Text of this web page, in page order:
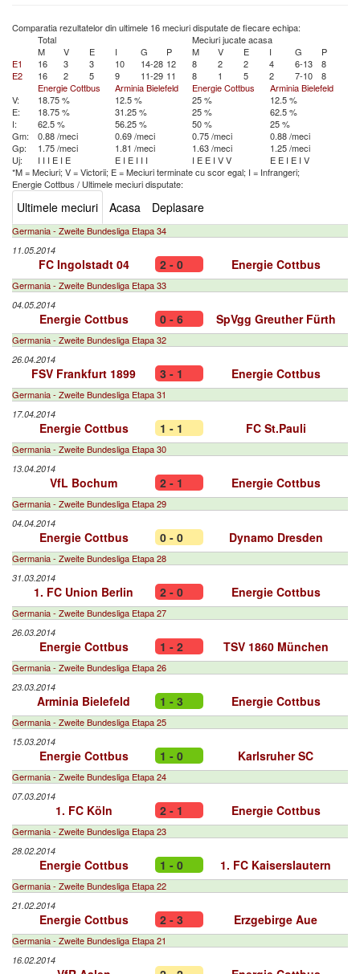
Comparatia rezultatelor din ultimele 16 meciuri disputate de fiecare echipa:
Total
Meciuri jucate acasa
M
V E I G P M V E I G
P
E1
16 3 3 10 14-28 12 8 2 2 4 6-13
8
E2
16 2 5 9 11-29 11 8 1 5 2 7-10
8
Energie Cottbus
Arminia Bielefeld Energie Cottbus
Arminia Bielefeld
V:
18.75 % 12.5 % 25 %
12.5 %
E:
18.75 % 31.25 % 25 %
62.5 %
I:
62.5 % 56.25 % 50 %
25 %
Gm:
0.88 /meci 0.69 /meci 0.75 /meci
0.88 /meci
Gp:
1.75 /meci 1.81 /meci 1.63 /meci
1.25 /meci
Uj:
I I I E I E E I E I I I I E E I VV E E I E I V
*M = Meciuri; V = Victorii; E = Meciuri terminate cu scor egal; I = Infrangeri;
Energie Cottbus / Ultimele meciuri disputate:
Ultimele meciuri Acasa Deplasare
Germania - Zweite Bundesliga Etapa 34
11.05.2014
FC Ingolstadt 04 2 - 0 Energie Cottbus
Germania - Zweite Bundesliga Etapa 33
04.05.2014
Energie Cottbus 0 - 6 SpVgg Greuther Fürth
Germania - Zweite Bundesliga Etapa 32
26.04.2014
FSV Frankfurt 1899 3 - 1 Energie Cottbus
Germania - Zweite Bundesliga Etapa 31
17.04.2014
Energie Cottbus 1 - 1 FC St.Pauli
Germania - Zweite Bundesliga Etapa 30
13.04.2014
VfL Bochum 2 - 1 Energie Cottbus
Germania - Zweite Bundesliga Etapa 29
04.04.2014
Energie Cottbus 0 - 0 Dynamo Dresden
Germania - Zweite Bundesliga Etapa 28
31.03.2014
1. FC Union Berlin 2 - 0 Energie Cottbus
Germania - Zweite Bundesliga Etapa 27
26.03.2014
Energie Cottbus 1 - 2 TSV 1860 München
Germania - Zweite Bundesliga Etapa 26
23.03.2014
Arminia Bielefeld 1 - 3 Energie Cottbus
Germania - Zweite Bundesliga Etapa 25
15.03.2014
Energie Cottbus 1 - 0 Karlsruher SC
Germania - Zweite Bundesliga Etapa 24
07.03.2014
1. FC Köln 2 - 1 Energie Cottbus
Germania - Zweite Bundesliga Etapa 23
28.02.2014
Energie Cottbus 1 - 0 1. FC Kaiserslautern
Germania - Zweite Bundesliga Etapa 22
21.02.2014
Energie Cottbus 2 - 3 Erzgebirge Aue
Germania - Zweite Bundesliga Etapa 21
16.02.2014